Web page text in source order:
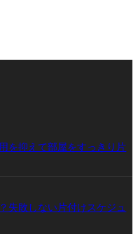
を抑えて部屋をすっきり片
失敗しない片付けスケジュ